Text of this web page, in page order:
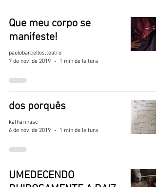
Que meu corpo se
manifeste!
paulobarcellos.teatro
7 de nov. de 2019
1 min de leitura
dos porquês
katharinasc
6 de nov. de 2019
1 min de leitura
UMEDECENDO